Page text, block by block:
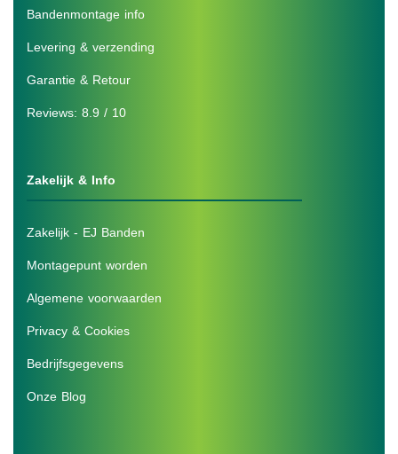
Bandenmontage info
Levering & verzending
Garantie & Retour
Reviews: 8.9 / 10
Zakelijk & Info
Zakelijk - EJ Banden
Montagepunt worden
Algemene voorwaarden
Privacy & Cookies
Bedrijfsgegevens
Onze Blog